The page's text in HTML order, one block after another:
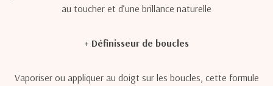
au toucher et d’une brillance naturelle
+ Définisseur de boucles
Vaporiser ou appliquer au doigt sur les boucles, cette formule